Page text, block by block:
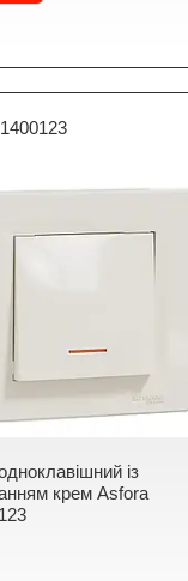
із
крем Asfora